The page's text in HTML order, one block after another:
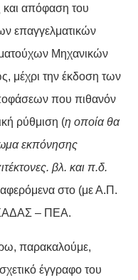
απόφαση του
επαγγελματικών
Μηχανικών
μέχρι την έκδοση των
που πιθανόν
ρύθμιση (η οποία θα
εκπόνησης
βλ. και π.δ.
στο (με Α.Π.
– ΠΕΑ.
παρακαλούμε,
έγγραφο του